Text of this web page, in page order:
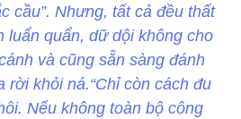
cầu”. Nhưng, tất cả đều thất
luẩn quẩn, dữ dội không cho
và cũng sẵn sàng đánh
rời khỏi ná.“Chỉ còn cách đu
Nếu không toàn bộ công